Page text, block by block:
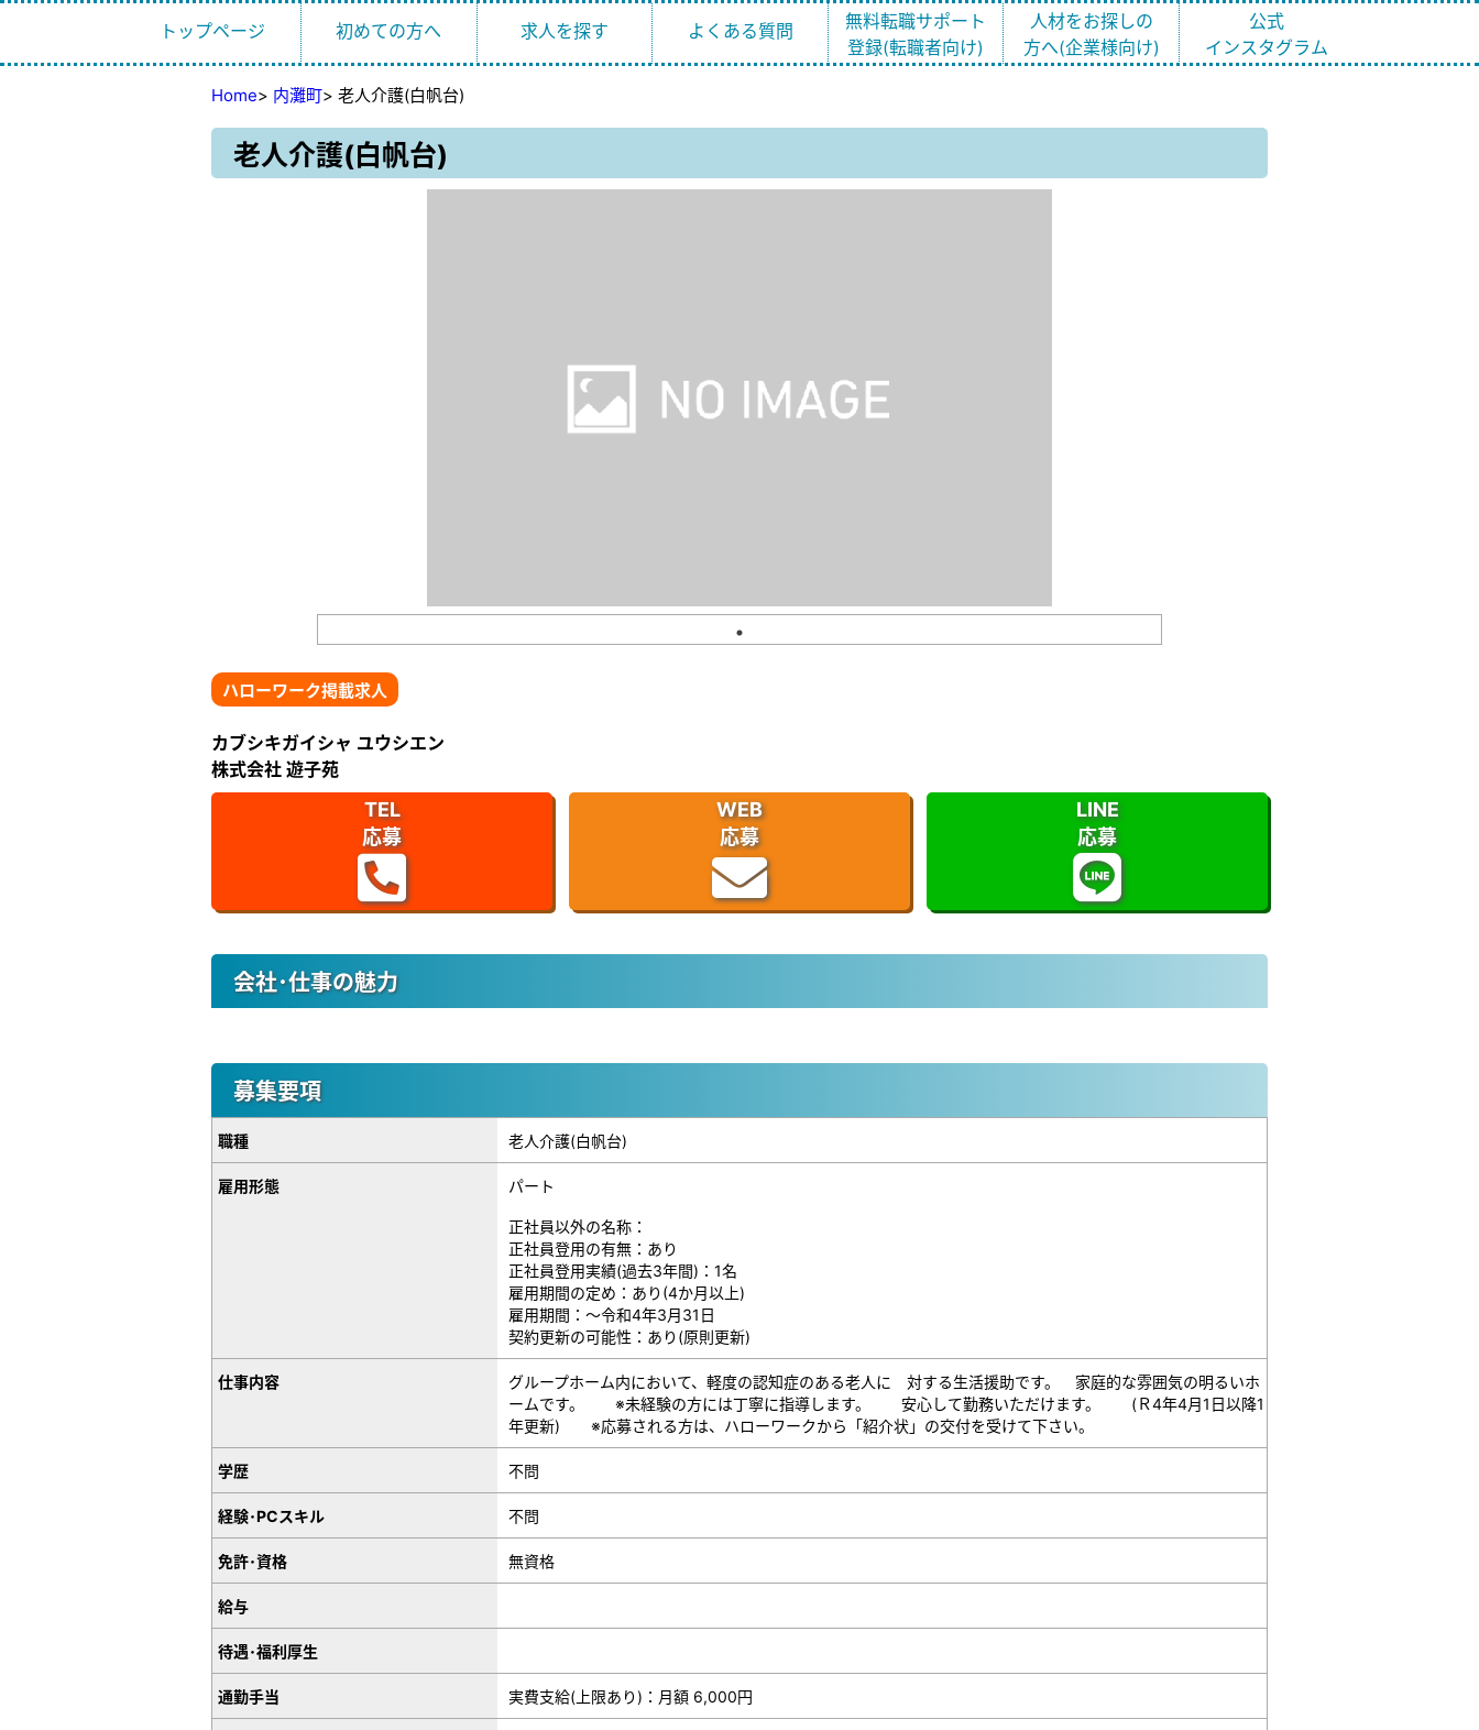
トップページ 初めての方へ 求人を探す よくある質問
無料転職サポート
登録(転職者向け)
人材をお探しの
方へ(企業様向け)
公式
インスタグラム
Home> 内灘町> 老人介護(白帆台)
老人介護(白帆台)
ハローワーク掲載求人
カブシキガイシャ ユウシエン
株式会社 遊子苑
TEL
応募
WEB
応募
LINE
応募
会社･仕事の魅力
募集要項
職種 老人介護(白帆台)
雇用形態 パート
正社員以外の名称：
正社員登用の有無：あり
正社員登用実績(過去3年間)：1名
雇用期間の定め：あり(4か月以上)
雇用期間：～令和4年3月31日
契約更新の可能性：あり(原則更新)
仕事内容
グループホーム内において、軽度の認知症のある老人に 対する生活援助です。 家庭的な雰囲気の明るいホ
ームです。 ※未経験の方には丁寧に指導します。 安心して勤務いただけます。 (Ｒ4年4月1日以降1
年更新) ※応募される方は、ハローワークから「紹介状」の交付を受けて下さい。
学歴 不問
経験･PCスキル 不問
免許･資格 無資格
給与
待遇･福利厚生
通勤手当 実費支給(上限あり)：月額 6,000円